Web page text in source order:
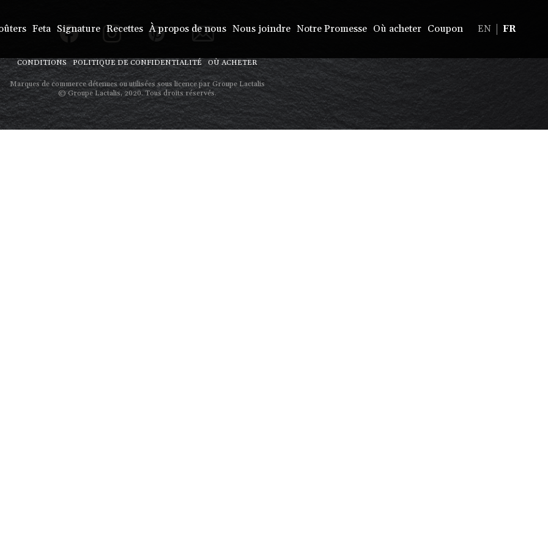
Feta Signature Recettes À propos de nous Nous joindre Notre Promesse Où acheter Coupon EN FR
CONDITIONS POLITIQUE DE CONFIDENTIALITÉ OÙ ACHETER
Marques de commerce détenues ou utilisées sous licence par Groupe Lactalis
© Groupe Lactalis, 2020. Tous droits réservés.